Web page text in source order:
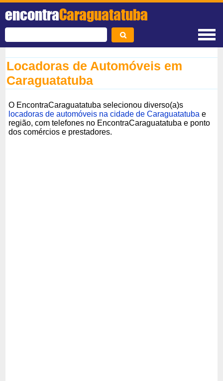
encontraCaraguatatuba
Locadoras de Automóveis em
Caraguatatuba
O EncontraCaraguatatuba selecionou diverso(a)s
locadoras de automóveis na cidade de Caraguatatuba e
região, com telefones no EncontraCaraguatatuba e ponto
dos comércios e prestadores.